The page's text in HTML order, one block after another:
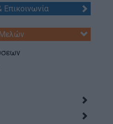
Επικοινωνία
Μελών